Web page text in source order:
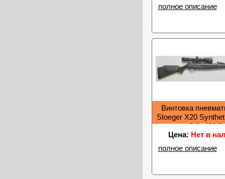
полное описание
Винтовка
Stoeger Х20
(+прицел 3-9х40АО
30091
Цена: Нет в
полное описание